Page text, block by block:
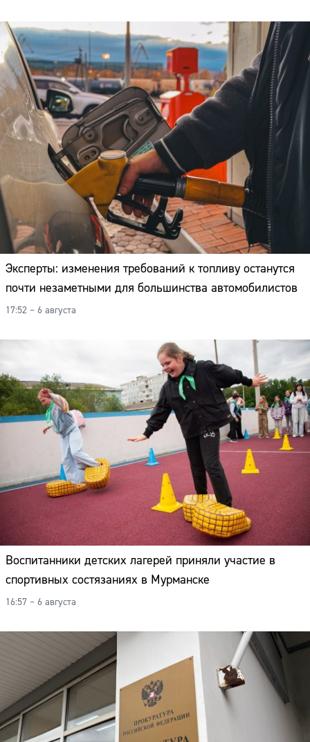
Эксперты: изменения требований к топливу останутся
почти незаметными для большинства автомобилистов
17:52 – 6 августа
Воспитанники детских лагерей приняли участие в
спортивных состязаниях в Мурманске
16:57 – 6 августа